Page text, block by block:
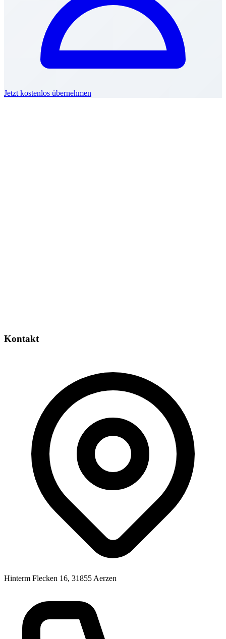
Jetzt kostenlos übernehmen
Kontakt
Hinterm Flecken 16, 31855 Aerzen